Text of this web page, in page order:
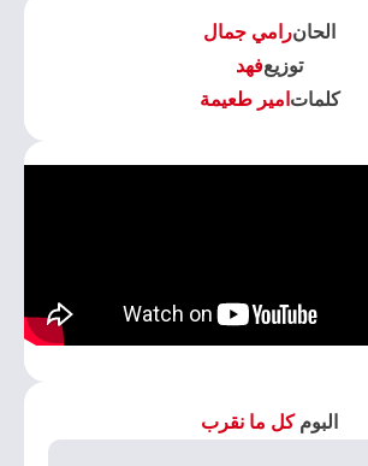
الحانرامي جمال
توزيعفهد
كلمات امير طعيمة
البومكل ما نقرب